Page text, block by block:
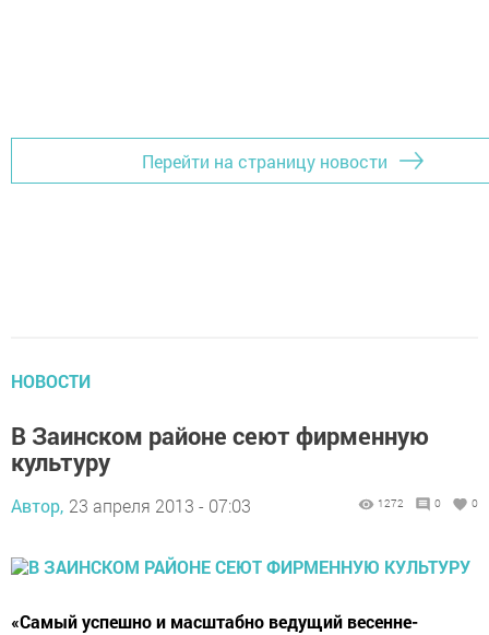
Перейти на страницу новости
НОВОСТИ
В Заинском районе сеют фирменную
культуру
Автор, 23 апреля 2013 - 07:03 1272 0 0
«Самый успешно и масштабно ведущий весенне-